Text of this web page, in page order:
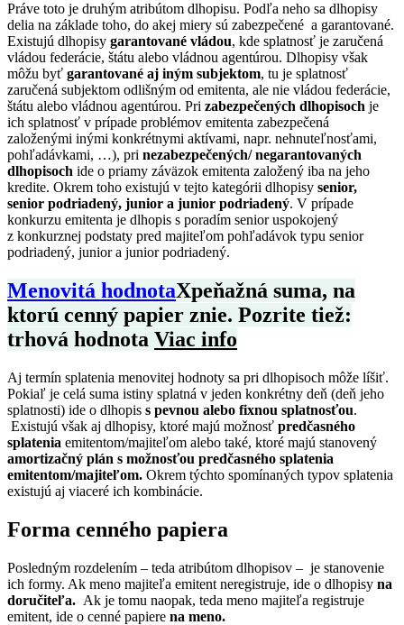
Práve toto je druhým atribútom dlhopisu. Podľa neho sa dlhopisy
delia na základe toho, do akej miery sú zabezpečené a garantované.
Existujú dlhopisy garantované vládou, kde splatnosť je zaručená
vládou federácie, štátu alebo vládnou agentúrou. Dlhopisy však
môžu byť garantované aj iným subjektom, tu je splatnosť
zaručená subjektom odlišným od emitenta, ale nie vládou federácie,
štátu alebo vládnou agentúrou. Pri zabezpečených dlhopisoch je
ich splatnosť v prípade problémov emitenta zabezpečená
založenými inými konkrétnymi aktívami, napr. nehnuteľnosťami,
pohľadávkami, …), pri nezabezpečených/ negarantovaných
dlhopisoch ide o priamy záväzok emitenta založený iba na jeho
kredite. Okrem toho existujú v tejto kategórii dlhopisy senior,
senior podriadený, junior a junior podriadený. V prípade
konkurzu emitenta je dlhopis s poradím senior uspokojený
z konkurznej podstaty pred majiteľom pohľadávok typu senior
podriadený, junior a junior podriadený.
Menovitá hodnotaXpeňažná suma, na
ktorú cenný papier znie. Pozrite tiež:
trhová hodnota Viac info
Aj termín splatenia menovitej hodnoty sa pri dlhopisoch môže líšiť.
Pokiaľ je celá suma istiny splatná v jeden konkrétny deň (deň jeho
splatnosti) ide o dlhopis s pevnou alebo fixnou splatnosťou.
Existujú však aj dlhopisy, ktoré majú možnosť predčasného
splatenia emitentom/majiteľom alebo také, ktoré majú stanovený
amortizačný plán s možnosťou predčasného splatenia
emitentom/majiteľom. Okrem týchto spomínaných typov splatenia
existujú aj viaceré ich kombinácie.
Forma cenného papiera
Posledným rozdelením – teda atribútom dlhopisov – je stanovenie
ich formy. Ak meno majiteľa emitent neregistruje, ide o dlhopisy na
doručiteľa. Ak je tomu naopak, teda meno majiteľa registruje
emitent, ide o cenné papiere na meno.